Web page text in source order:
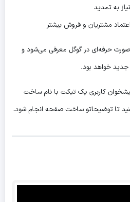
به تمدید
مشتریان و فروش بیشتر
حرفه‌ای در گوگل معرفی می‌شود و
خواهد بود.
کاربری یک تیکت با نام ساخت
تا توضیحاتو ساخت صفحه انجام شود.